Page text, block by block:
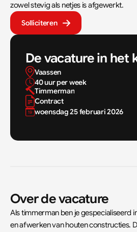
zowel stevig als netjes is afgewerkt.
Solliciteren
De vacature in het
Vaassen
40 uur per week
Timmerman
Contract
woensdag 25 februari 2026
Over de vacature
Als timmerman ben je gespecialiseerd
en afwerken van houten constructies.